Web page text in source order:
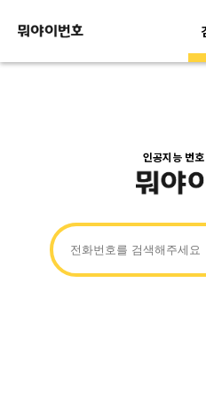
인공지능 번